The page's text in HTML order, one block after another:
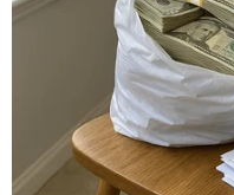
Chính phủ Anh
phạt mới với Triều
06/04/2018 04:08
Chính phủ Anh đã